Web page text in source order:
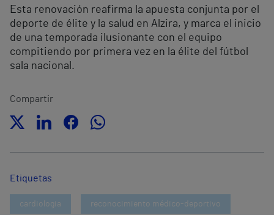
Esta renovación reafirma la apuesta conjunta por el
deporte de élite y la salud en Alzira, y marca el inicio
de una temporada ilusionante con el equipo
compitiendo por primera vez en la élite del fútbol
sala nacional.
Compartir
Etiquetas
cardiologia reconocimiento médico-deportivo